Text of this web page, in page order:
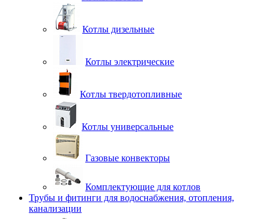
Котлы дизельные
Котлы электрические
Котлы твердотопливные
Котлы универсальные
Газовые конвекторы
Комплектующие для котлов
Трубы и фитинги для водоснабжения, отопления,
канализации